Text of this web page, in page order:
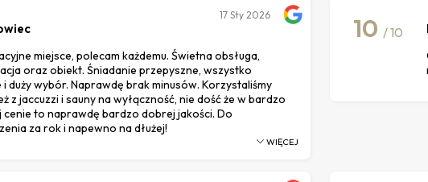
miejsce, polecam każdemu. Świetna obsługa,
oraz obiekt. Śniadanie przepyszne, wszystko
i duży wybór. Naprawdę brak minusów. Korzystaliśmy
z jaccuzzi i sauny na wyłączność, nie dość że w bardzo
cenie to naprawdę bardzo dobrej jakości. Do
za rok i napewno na dłużej!
17 Sty 2026
WIĘCEJ
10 / 10